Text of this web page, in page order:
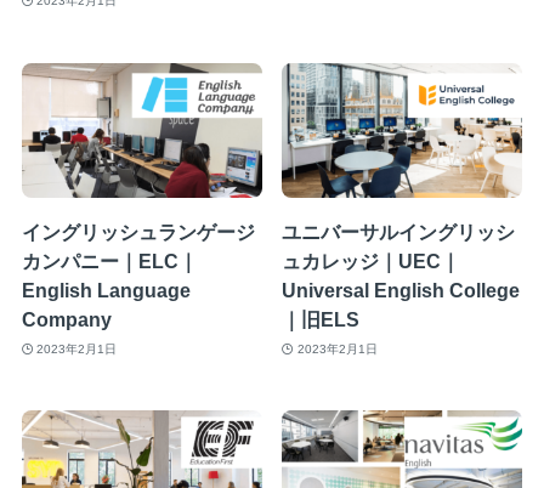
イングリッシュランゲージ
カンパニー｜ELC｜
English Language
Company
2023年2月1日
ユニバーサルイングリッシ
ュカレッジ｜UEC｜
Universal English College
｜旧ELS
2023年2月1日